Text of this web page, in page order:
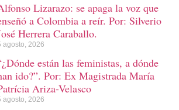
Lizarazo: se apaga la voz que
a Colombia a reír. Por: Silverio
Herrera Caraballo.
agosto, 2026
están las feministas, a dónde
ido?”. Por: Ex Magistrada María
Ariza-Velasco
agosto, 2026